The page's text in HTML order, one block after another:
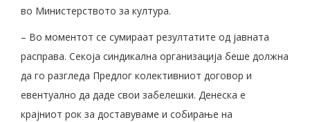
во Министерството за култура.
– Во моментот се сумираат резултатите од јавната
расправа. Секоја синдикална организација беше должна
да го разгледа Предлог колективниот договор и
евентуално да даде свои забелешки. Денеска е
крајниот рок за доставуваме и собирање на